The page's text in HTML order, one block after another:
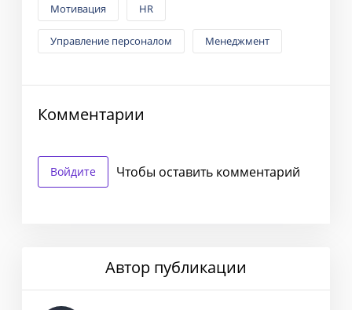
Мотивация HR
Управление персоналом Менеджмент
Комментарии
Войдите Чтобы оставить комментарий
Автор публикации